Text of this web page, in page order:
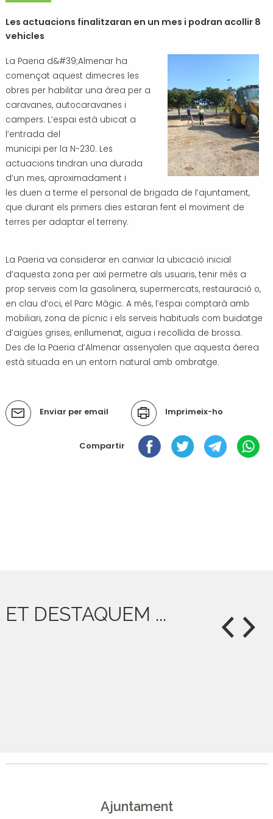
Les actuacions finalitzaran en un mes i podran acollir 8
vehicles
La Paeria d&#39;Almenar ha
començat aquest dimecres les
obres per habilitar una àrea per a
caravanes, autocaravanes i
campers. L’espai està ubicat a
l’entrada del
municipi per la N-230. Les
actuacions tindran una durada
d’un mes, aproximadament i
les duen a terme el personal de brigada de l’ajuntament,
que durant els primers dies estaran fent el moviment de
terres per adaptar el terreny.
La Paeria va considerar en canviar la ubicació inicial
d’aquesta zona per així permetre als usuaris, tenir més a
prop serveis com la gasolinera, supermercats, restauració o,
en clau d’oci, el Parc Màgic. A més, l’espai comptarà amb
mobiliari, zona de pícnic i els serveis habituals com buidatge
d’aigües grises, enllumenat, aigua i recollida de brossa.
Des de la Paeria d’Almenar assenyalen que aquesta àerea
està situada en un entorn natural amb ombratge.
Accions
del
Enviar per email Imprimeix-ho
Compartir
ET DESTAQUEM ...
Ajuntament